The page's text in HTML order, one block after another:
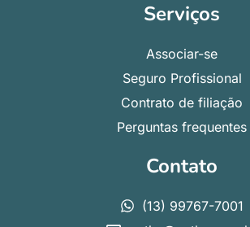
Serviços
Associar-se
Seguro Profissional
Contrato de filiação
Perguntas frequentes
Contato
(13) 99767-7001